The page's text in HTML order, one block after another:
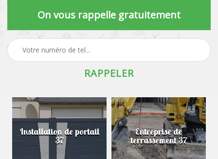
On vous rappelle gratuitement
Installation de portail
37
Entreprise de
terrassement 37